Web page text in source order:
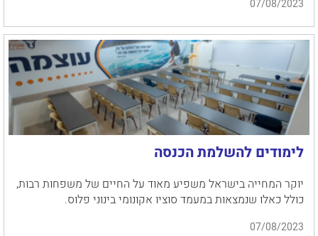
07/08/2023
לימודים להשלמת הכנסה
יוקר המחייה בישראל משפיע מאוד על החיים של משפחות רבות,
כולל כאלו שנמצאות במעמד סוציו אקונומי בינוני פלוס.
07/08/2023